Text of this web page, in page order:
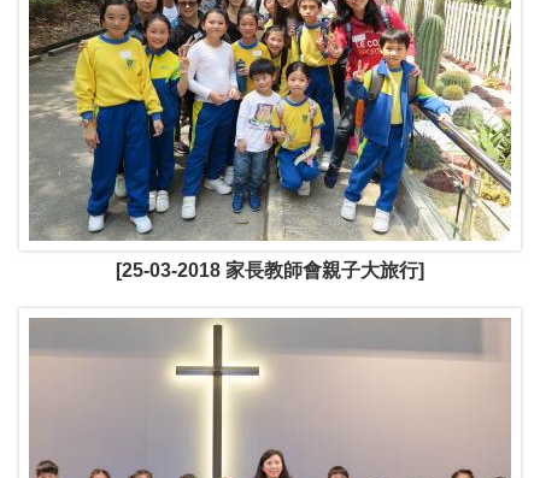
[25-03-2018 家長教師會親子大旅行]